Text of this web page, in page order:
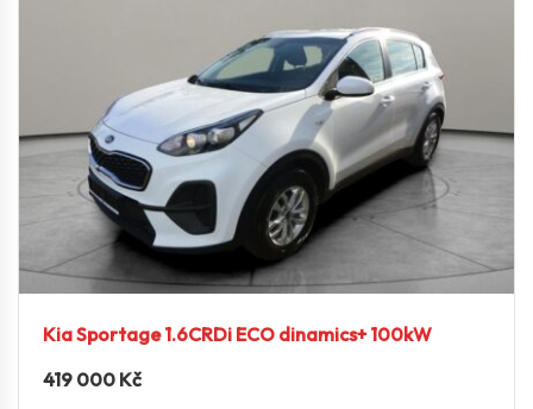
Kia Sportage 1.6CRDi ECO dinamics+ 100kW
419 000 Kč